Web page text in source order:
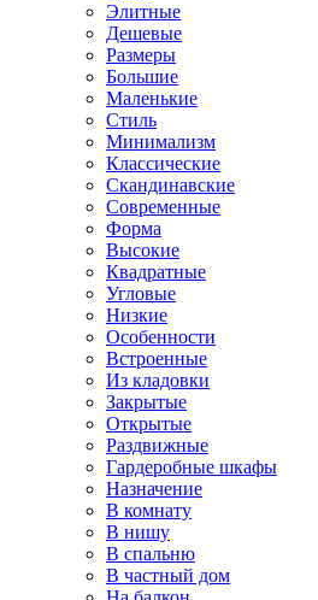
Элитные
Дешевые
Размеры
Большие
Маленькие
Стиль
Минимализм
Классические
Скандинавские
Современные
Форма
Высокие
Квадратные
Угловые
Низкие
Особенности
Встроенные
Из кладовки
Закрытые
Открытые
Раздвижные
Гардеробные шкафы
Назначение
В комнату
В нишу
В спальню
В частный дом